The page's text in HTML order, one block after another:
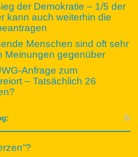
der Demokratie – 1/5 der
kann auch weiterhin die
Menschen sind oft sehr
Meinungen gegenüber
Anfrage zum
– Tatsächlich 26